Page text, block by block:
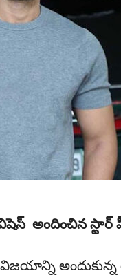
అందించిన